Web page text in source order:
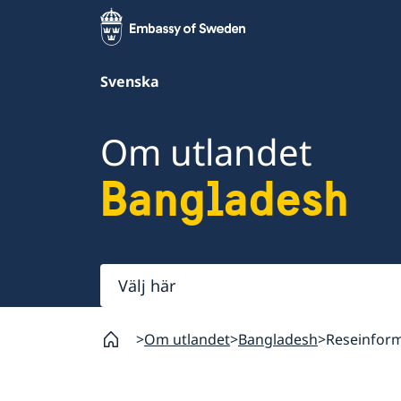
Svenska
Om utlandet
Bangladesh
Välj
här
Om utlandet Bangladesh